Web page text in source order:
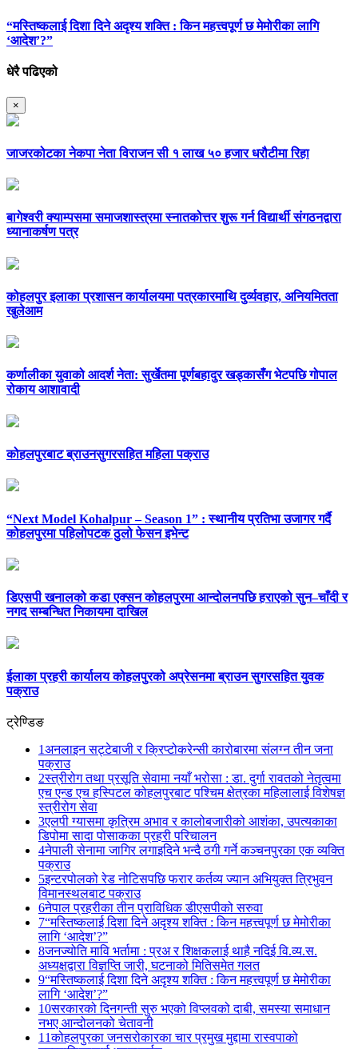
“मस्तिष्कलाई दिशा दिने अदृश्य शक्ति : किन महत्त्वपूर्ण छ मेमोरीका लागि
‘आदेश’?”
धेरै पढिएको
×
जाजरकोटका नेकपा नेता विराजन सी १ लाख ५० हजार धरौटीमा रिहा
बागेश्वरी क्याम्पसमा समाजशास्त्रमा स्नातकोत्तर शुरू गर्न विद्यार्थी संगठनद्वारा
ध्यानाकर्षण पत्र
कोहलपुर इलाका प्रशासन कार्यालयमा पत्रकारमाथि दुर्व्यवहार, अनियमितता
खुलेआम
कर्णालीका युवाको आदर्श नेता: सुर्खेतमा पूर्णबहादुर खड्कासँग भेटपछि गोपाल
रोकाय आशावादी
कोहलपुरबाट ब्राउनसुगरसहित महिला पक्राउ
“Next Model Kohalpur – Season 1” : स्थानीय प्रतिभा उजागर गर्दै
कोहलपुरमा पहिलोपटक ठुलो फेसन इभेन्ट
डिएसपी खनालको कडा एक्सन कोहलपुरमा आन्दोलनपछि हराएको सुन–चाँदी र
नगद सम्बन्धित निकायमा दाखिल
ईलाका प्रहरी कार्यालय कोहलपुरको अप्रेसनमा ब्राउन सुगरसहित युवक
पक्राउ
ट्रेण्डिङ
1अनलाइन सट्टेबाजी र क्रिप्टोकरेन्सी कारोबारमा संलग्न तीन जना
पक्राउ
2स्त्रीरोग तथा प्रसूति सेवामा नयाँ भरोसा : डा. दुर्गा रावतको नेतृत्वमा
एच एन्ड एच हस्पिटल कोहलपुरबाट पश्चिम क्षेत्रका महिलालाई विशेषज्ञ
स्त्रीरोग सेवा
3एलपी ग्यासमा कृत्रिम अभाव र कालोबजारीको आशंका, उपत्यकाका
डिपोमा सादा पोसाकका प्रहरी परिचालन
4नेपाली सेनामा जागिर लगाइदिने भन्दै ठगी गर्ने कञ्चनपुरका एक व्यक्ति
पक्राउ
5इन्टरपोलको रेड नोटिसपछि फरार कर्तव्य ज्यान अभियुक्त त्रिभुवन
विमानस्थलबाट पक्राउ
6नेपाल प्रहरीका तीन प्राविधिक डीएसपीको सरुवा
7“मस्तिष्कलाई दिशा दिने अदृश्य शक्ति : किन महत्त्वपूर्ण छ मेमोरीका
लागि ‘आदेश’?”
8जनज्योति मावि भर्तामा : प्रअ र शिक्षकलाई थाहै नदिई वि.व्य.स.
अध्यक्षद्वारा विज्ञप्ति जारी, घटनाको मितिसमेत गलत
9“मस्तिष्कलाई दिशा दिने अदृश्य शक्ति : किन महत्त्वपूर्ण छ मेमोरीका
लागि ‘आदेश’?”
10सरकारको दिनगन्ती सुरु भएको विप्लवको दाबी, समस्या समाधान
नभए आन्दोलनको चेतावनी
11कोहलपुरका जनसरोकारका चार प्रमुख मुद्दामा रास्वपाको